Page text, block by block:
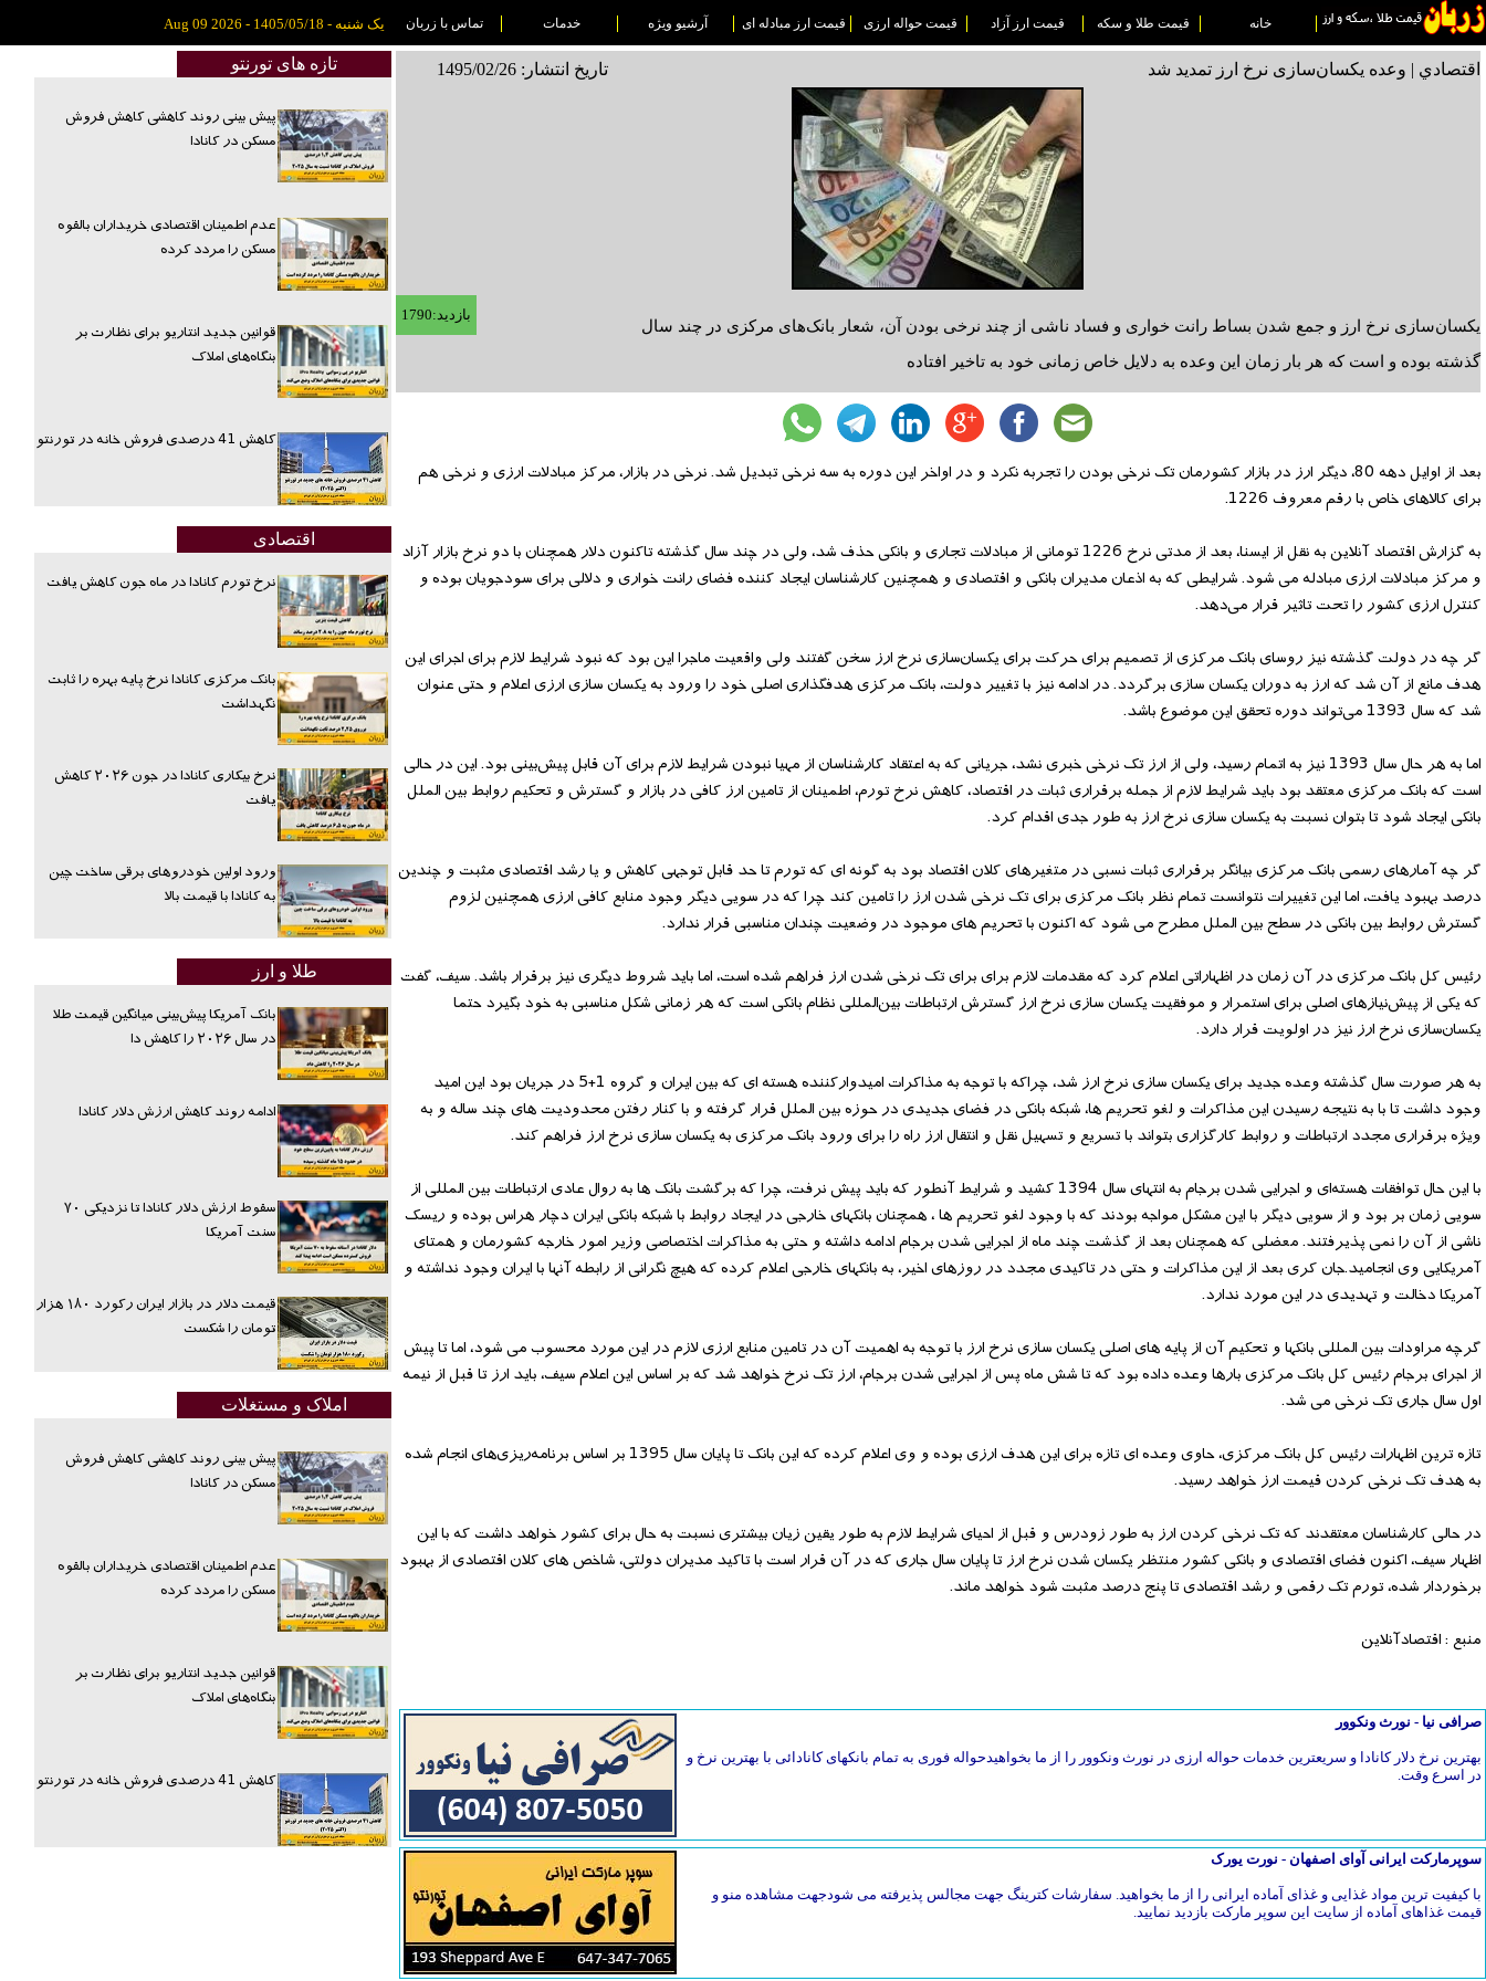
خانه قیمت طلا و سکه قیمت ارز آزاد قیمت حواله ارزی قیمت ارز مبادله ای آرشیو ویژه خدمات تماس با زربان یک شنبه - 1405/05/18 - Aug 09 2026
اقتصادي | وعده یکسان‌سازی نرخ ارز تمدید شد تاریخ انتشار: 1495/02/26
یکسان‌سازی نرخ ارز و جمع شدن بساط رانت خواری و فساد ناشی از چند نرخی بودن آن، شعار بانک‌های مرکزی در چند سال
گذشته بوده و است که هر بار زمان این وعده به دلایل خاص زمانی خود به تاخیر افتاده
بازدید:1790
بعد از اوایل دهه 80، دیگر ارز در بازار کشورمان تک نرخی بودن را تجربه نکرد و در اواخر این دوره به سه نرخی تبدیل شد. نرخی در بازار، مرکز مبادلات ارزی و نرخی هم
برای کالاهای خاص با رقم معروف 1226.
به گزارش اقتصاد آنلاین به نقل از ایسنا، بعد از مدتی نرخ 1226 تومانی از مبادلات تجاری و بانکی حذف شد، ولی در چند سال گذشته تاکنون دلار همچنان با دو نرخ بازار آزاد
و مرکز مبادلات ارزی مبادله می شود. شرایطی که به اذعان مدیران بانکی و اقتصادی و همچنین کارشناسان ایجاد کننده فضای رانت خواری و دلالی برای سودجویان بوده و
کنترل ارزی کشور را تحت تاثیر قرار می‌دهد.
گر چه در دولت گذشته نیز روسای بانک مرکزی از تصمیم برای حرکت برای یکسان‌سازی نرخ ارز سخن گفتند ولی واقعیت ماجرا این بود که نبود شرایط لازم برای اجرای این
هدف مانع از آن شد که ارز به دوران یکسان سازی برگردد. در ادامه نیز با تغییر دولت، بانک مرکزی هدفگذاری اصلی خود را ورود به یکسان سازی ارزی اعلام و حتی عنوان
شد که سال 1393 می‌تواند دوره تحقق این موضوع باشد.
اما به هر حال سال 1393 نیز به اتمام رسید، ولی از ارز تک نرخی خبری نشد، جریانی که به اعتقاد کارشناسان از مهیا نبودن شرایط لازم برای آن قابل پیش‌بینی بود. این در حالی
است که بانک مرکزی معتقد بود باید شرایط لازم از جمله برقراری ثبات در اقتصاد، کاهش نرخ تورم، اطمینان از تامین ارز کافی در بازار و گسترش و تحکیم روابط بین الملل
بانکی ایجاد شود تا بتوان نسبت به یکسان سازی نرخ ارز به طور جدی اقدام کرد.
گر چه آمارهای رسمی بانک مرکزی بیانگر برقراری ثبات نسبی در متغیرهای کلان اقتصاد بود به گونه ای که تورم تا حد قابل توجهی کاهش و یا رشد اقتصادی مثبت و چندین
درصد بهبود یافت، اما این تغییرات نتوانست تمام نظر بانک مرکزی برای تک نرخی شدن ارز را تامین کند چرا که در سویی دیگر وجود منابع کافی ارزی همچنین لزوم
گسترش روابط بین بانکی در سطح بین الملل مطرح می شود که اکنون با تحریم های موجود در وضعیت چندان مناسبی قرار ندارد.
رئیس کل بانک مرکزی در آن زمان در اظهاراتی اعلام کرد که مقدمات لازم برای برای تک نرخی شدن ارز فراهم شده است، اما باید شروط دیگری نیز برقرار باشد. سیف، گفت
که یکی از پیش‌نیازهای اصلی برای استمرار و موفقیت یکسان سازی نرخ ارز گسترش ارتباطات بین‌المللی نظام بانکی است که هر زمانی شکل مناسبی به خود بگیرد حتما
یکسان‌سازی نرخ ارز نیز در اولویت قرار دارد.
به هر صورت سال گذشته وعده جدید برای یکسان سازی نرخ ارز شد، چراکه با توجه به مذاکرات امیدوارکننده هسته ای که بین ایران و گروه 1+5 در جریان بود این امید
وجود داشت تا با به نتیجه رسیدن این مذاکرات و لغو تحریم ها، شبکه بانکی در فضای جدیدی در حوزه بین الملل قرار گرفته و با کنار رفتن محدودیت های چند ساله و به
ویژه برقراری مجدد ارتباطات و روابط کارگزاری بتواند با تسریع و تسهیل نقل و انتقال ارز راه را برای ورود بانک مرکزی به یکسان سازی نرخ ارز فراهم کند.
با این حال توافقات هسته‌ای و اجرایی شدن برجام به انتهای سال 1394 کشید و شرایط آنطور که باید پیش نرفت، چرا که برگشت بانک ها به روال عادی ارتباطات بین المللی از
سویی زمان بر بود و از سویی دیگر با این مشکل مواجه بودند که با وجود لغو تحریم ها ، همچنان بانکهای خارجی در ایجاد روابط با شبکه بانکی ایران دچار هراس بوده و ریسک
ناشی از آن را نمی پذیرفتند. معضلی که همچنان بعد از گذشت چند ماه از اجرایی شدن برجام ادامه داشته و حتی به مذاکرات اختصاصی وزیر امور خارجه کشورمان و همتای
آمریکایی وی انجامید.جان کری بعد از این مذاکرات و حتی در تاکیدی مجدد در روزهای اخیر، به بانکهای خارجی اعلام کرده که هیچ نگرانی از رابطه آنها با ایران وجود نداشته و
آمریکا دخالت و تهدیدی در این مورد ندارد.
گرچه مراودات بین المللی بانکها و تحکیم آن از پایه های اصلی یکسان سازی نرخ ارز با توجه به اهمیت آن در تامین منابع ارزی لازم در این مورد محسوب می شود، اما تا پیش
از اجرای برجام رئیس کل بانک مرکزی بارها وعده داده بود که تا شش ماه پس از اجرایی شدن برجام، ارز تک نرخ خواهد شد که بر اساس این اعلام سیف، باید ارز تا قبل از نیمه
اول سال جاری تک نرخی می شد.
تازه ترین اظهارات رئیس کل بانک مرکزی، حاوی وعده ای تازه برای این هدف ارزی بوده و وی اعلام کرده که این بانک تا پایان سال 1395 بر اساس برنامه‌ریزی‌های انجام شده
به هدف تک نرخی کردن قیمت ارز خواهد رسید.
در حالی کارشناسان معتقدند که تک نرخی کردن ارز به طور زودرس و قبل از احیای شرایط لازم به طور یقین زیان بیشتری نسبت به حال برای کشور خواهد داشت که با این
اظهار سیف، اکنون فضای اقتصادی و بانکی کشور منتظر یکسان شدن نرخ ارز تا پایان سال جاری که در آن قرار است با تاکید مدیران دولتی، شاخص های کلان اقتصادی از بهبود
برخوردار شده، تورم تک رقمی و رشد اقتصادی تا پنج درصد مثبت شود خواهد ماند.
منبع : اقتصادآنلاین
صرافی نیا - نورث ونکوور
بهترین نرخ دلار کانادا و سریعترین خدمات حواله ارزی در نورث ونکوور را از ما بخواهیدحواله فوری به تمام بانکهای کانادائی با بهترین نرخ و
در اسرع وقت.
سوپرمارکت ایرانی آوای اصفهان - نورت یورک
با کیفیت ترین مواد غذایی و غذای آماده ایرانی را از ما بخواهید. سفارشات کترینگ جهت مجالس پذیرفته می شودجهت مشاهده منو و
قیمت غذاهای آماده از سایت این سوپر مارکت بازدید نمایید.
تازه های تورنتو
پیش بینی روند کاهشی کاهش فروش
مسکن در کانادا
عدم اطمینان اقتصادی خریداران بالقوه
مسکن را مردد کرده
قوانین جدید انتاریو برای نظارت بر
بنگاه‌های املاک
کاهش 41 درصدی فروش خانه در تورنتو
اقتصادی
نرخ تورم کانادا در ماه جون کاهش یافت
بانک مرکزی کانادا نرخ پایه بهره را ثابت
نگهداشت
نرخ بیکاری کانادا در جون ۲۰۲۶ کاهش
یافت
ورود اولین خودروهای برقی ساخت چین
به کانادا با قیمت بالا
طلا و ارز
بانک آمریکا پیش‌بینی میانگین قیمت طلا
در سال ۲۰۲۶ را کاهش دا
ادامه روند کاهش ارزش دلار کانادا
سقوط ارزش دلار کانادا تا نزدیکی ۷۰
سنت آمریکا
قیمت دلار در بازار ایران رکورد ۱۸۰ هزار
تومان را شکست
املاک و مستغلات
پیش بینی روند کاهشی کاهش فروش
مسکن در کانادا
عدم اطمینان اقتصادی خریداران بالقوه
مسکن را مردد کرده
قوانین جدید انتاریو برای نظارت بر
بنگاه‌های املاک
کاهش 41 درصدی فروش خانه در تورنتو